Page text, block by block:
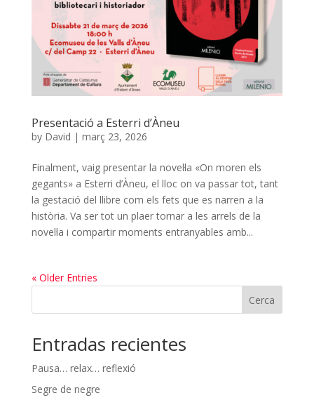
Presentació a Esterri d’Àneu
by David | març 23, 2026
Finalment, vaig presentar la novel·la «On moren els
gegants» a Esterri d’Àneu, el lloc on va passar tot, tant
la gestació del llibre com els fets que es narren a la
història. Va ser tot un plaer tornar a les arrels de la
novel·la i compartir moments entranyables amb...
« Older Entries
Cerca
Entradas recientes
Pausa… relax… reflexió
Segre de negre